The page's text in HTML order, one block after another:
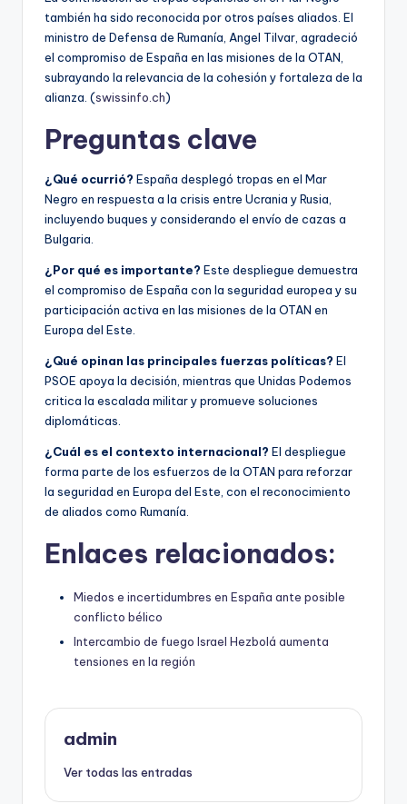
también ha sido reconocida por otros países aliados. El
ministro de Defensa de Rumanía, Angel Tilvar, agradeció
el compromiso de España en las misiones de la OTAN,
subrayando la relevancia de la cohesión y fortaleza de la
alianza. (swissinfo.ch)
Preguntas clave
¿Qué ocurrió? España desplegó tropas en el Mar
Negro en respuesta a la crisis entre Ucrania y Rusia,
incluyendo buques y considerando el envío de cazas a
Bulgaria.
¿Por qué es importante? Este despliegue demuestra
el compromiso de España con la seguridad europea y su
participación activa en las misiones de la OTAN en
Europa del Este.
¿Qué opinan las principales fuerzas políticas? El
PSOE apoya la decisión, mientras que Unidas Podemos
critica la escalada militar y promueve soluciones
diplomáticas.
¿Cuál es el contexto internacional? El despliegue
forma parte de los esfuerzos de la OTAN para reforzar
la seguridad en Europa del Este, con el reconocimiento
de aliados como Rumanía.
Enlaces relacionados:
Miedos e incertidumbres en España ante posible
conflicto bélico
Intercambio de fuego Israel Hezbolá aumenta
tensiones en la región
admin
Ver todas las entradas